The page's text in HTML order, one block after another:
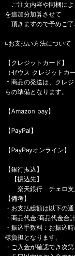
ご注文内容や同梱に
を追加分加算させて
頂きますので予めご了
◽️お支払い方法について
【クレジットカード】
（ゼウス クレジットカ
＊商品の発送は、クレ
らの準備となります。
【Amazon pay】
【PayPal】
【PayPayオンライン】
【銀行振込】
【振込先】
楽天銀行 チェロ
【備考】
・お支払総額は以下の通
・商品代金:商品代金合
・振込手数料：お振込
様負担となります。
・ご入金が確認でき次